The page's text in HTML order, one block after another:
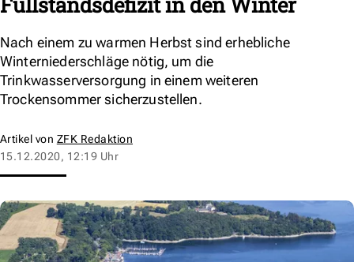
Nach einem zu warmen Herbst sind erhebliche
Winterniederschläge nötig, um die
Trinkwasserversorgung in einem weiteren
Trockensommer sicherzustellen.
Artikel von ZFK Redaktion
15.12.2020, 12:19 Uhr